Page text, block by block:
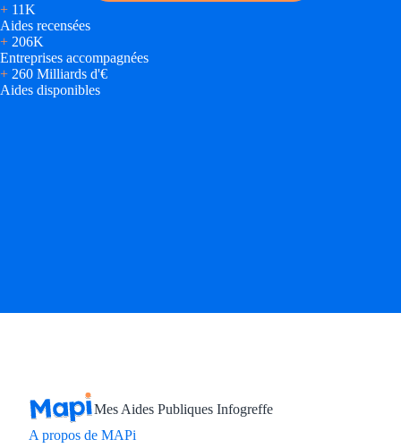
+ 11K
Aides recensées
+ 206K
Entreprises accompagnées
+ 260 Milliards d'€
Aides disponibles
Mes Aides Publiques Infogreffe
A propos de MAPi